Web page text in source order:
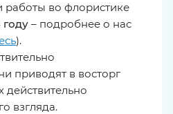
работы во флористике
году – подробнее о нас
).
приводят в восторг
действительно
взгляда.